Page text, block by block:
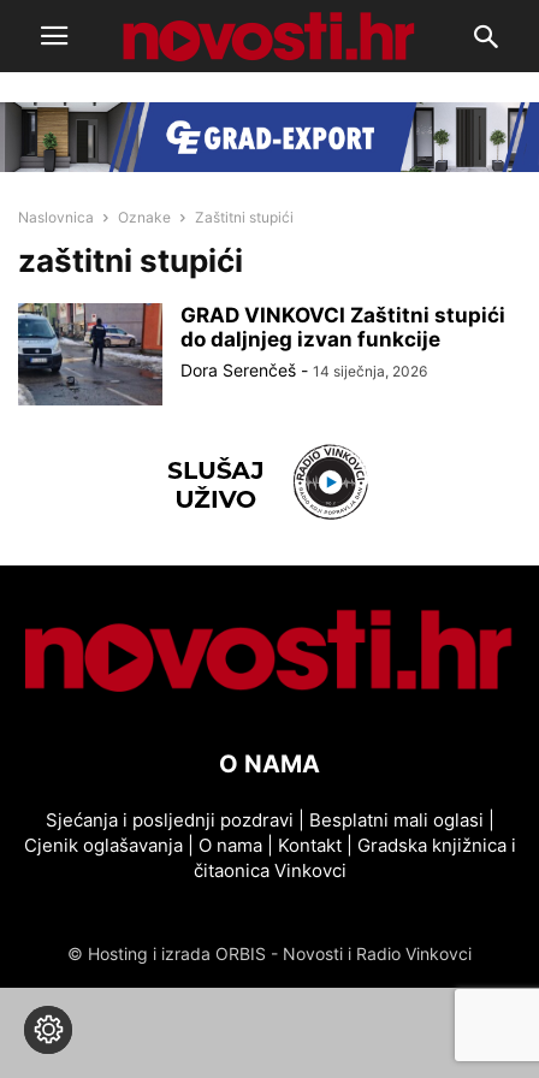
Naslovnica Oznake Zaštitni stupići
zaštitni stupići
GRAD VINKOVCI Zaštitni stupići
do daljnjeg izvan funkcije
Dora Serenčeš - 14 siječnja, 2026
O NAMA
Sjećanja i posljednji pozdravi Besplatni mali oglasi
Cjenik oglašavanja| O nama| Kontakt| Gradska knjižnica i
čitaonica Vinkovci
© Hosting i izrada ORBIS - Novosti i Radio Vinkovci